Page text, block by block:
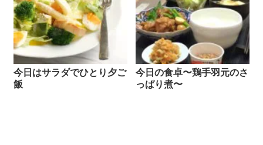
今日はサラダでひとり夕ご
飯
今日の食卓〜鶏手羽元のさ
っぱり煮〜